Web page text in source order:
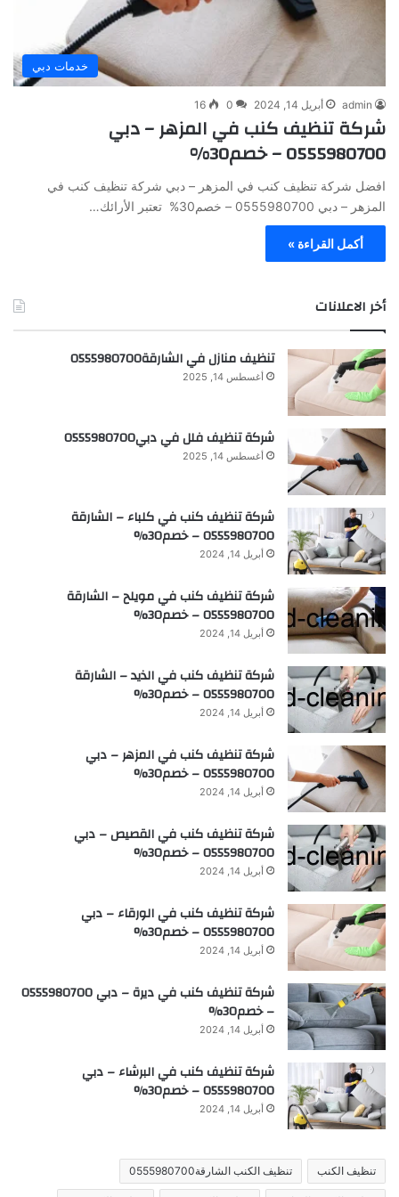
خدمات دبي
admin أبريل 14, 2024 0
16
شركة تنظيف كنب في المزهر – دبي
0555980700 – خصم30%
افضل شركة تنظيف كنب في المزهر – دبي شركة تنظيف كنب في
المزهر – دبي 0555980700 – خصم30% تعتبر الأرائك…
أكمل القراءة »
أخر الاعلانات
تنظيف منازل في الشارقة0555980700
أغسطس 14, 2025
شركة تنظيف فلل في دبي0555980700
أغسطس 14, 2025
شركة تنظيف كنب في كلباء – الشارقة
0555980700 – خصم30%
أبريل 14, 2024
شركة تنظيف كنب في مويلح – الشارقة
0555980700 – خصم30%
أبريل 14, 2024
شركة تنظيف كنب في الذيد – الشارقة
0555980700 – خصم30%
أبريل 14, 2024
شركة تنظيف كنب في المزهر – دبي
0555980700 – خصم30%
أبريل 14, 2024
شركة تنظيف كنب في القصيص – دبي
0555980700 – خصم30%
أبريل 14, 2024
شركة تنظيف كنب في الورقاء – دبي
0555980700 – خصم30%
أبريل 14, 2024
شركة تنظيف كنب في ديرة – دبي 0555980700
– خصم30%
أبريل 14, 2024
شركة تنظيف كنب في البرشاء – دبي
0555980700 – خصم30%
أبريل 14, 2024
تنظيف الكنب تنظيف الكنب الشارقة0555980700